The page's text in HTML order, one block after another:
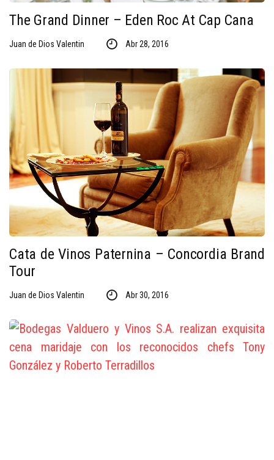
The Grand Dinner – Eden Roc At Cap Cana
Juan de Dios Valentin Abr 28, 2016
Cata de Vinos Paternina – Concordia Brand
Tour
Juan de Dios Valentin Abr 30, 2016